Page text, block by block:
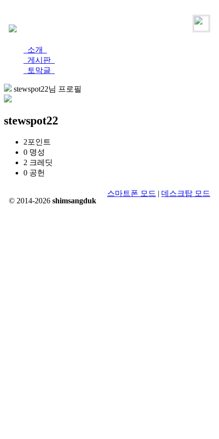
소개
게시판
토막글
stewspot22님 프로필
stewspot22
2포인트
0 명성
2 크레딧
0 공헌
© 2014-2026 shimsangduk
스마트폰 모드 | 데스크탑 모드